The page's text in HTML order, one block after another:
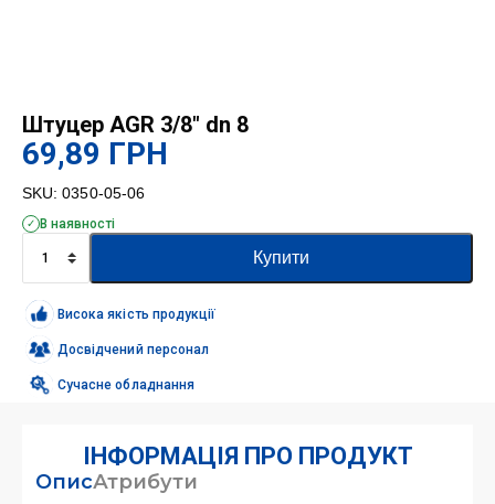
Штуцер AGR 3/8″ dn 8
69,89 ГРН
SKU: 0350-05-06
В наявності
AGR
3/8"
dn
8
кількість
Купити
Висока якість продукції
Досвідчений персонал
Сучасне обладнання
ІНФОРМАЦІЯ ПРО ПРОДУКТ
ОписАтрибути